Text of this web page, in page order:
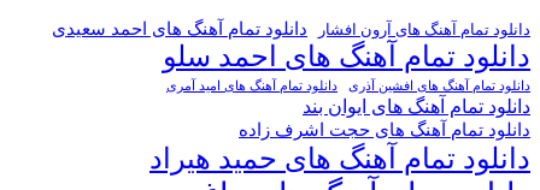
دانلود تمام آهنگ های آرون افشار دانلود تمام آهنگ های احمد سعیدی
دانلود تمام آهنگ های احمد سلو
دانلود تمام آهنگ های افشین آذری دانلود تمام آهنگ های امید آمری
دانلود تمام آهنگ های ایوان بند
دانلود تمام آهنگ های حجت اشرف زاده
دانلود تمام آهنگ های حمید هیراد